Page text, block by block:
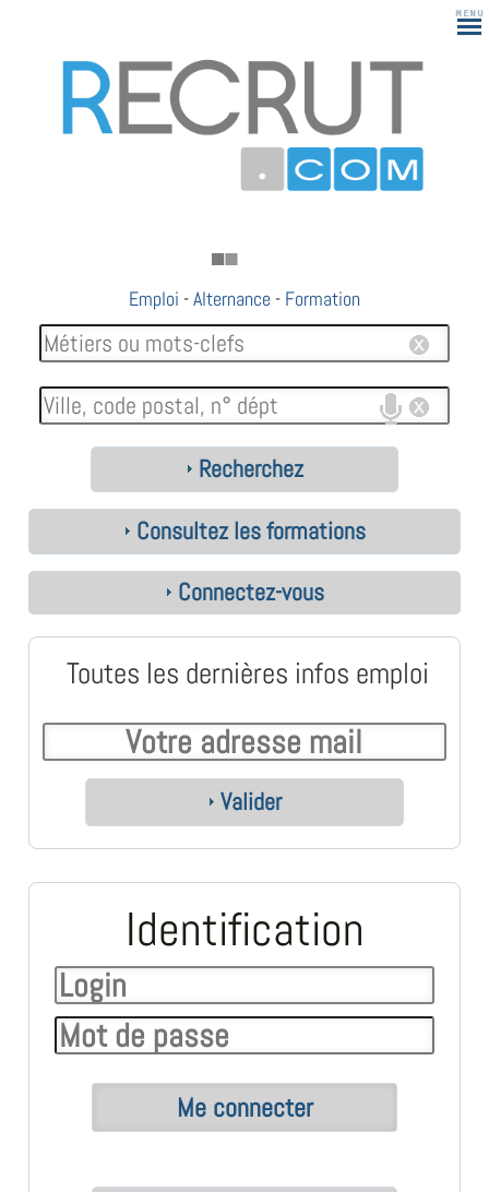
183
Emploi -Alternance - Formation
Recherchez
Consultez les formations
Connectez-vous
Toutes les dernières infos emploi
Valider
Identification